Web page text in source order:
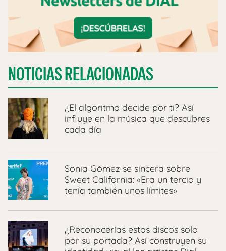
NOTICIAS RELACIONADAS
¿El algoritmo decide por ti? Así
influye en la música que descubres
cada día
Sonia Gómez se sincera sobre
Sweet California: «Era un tercio y
tenía también unos límites»
¿Reconocerías estos discos solo
por su portada? Así construyen su